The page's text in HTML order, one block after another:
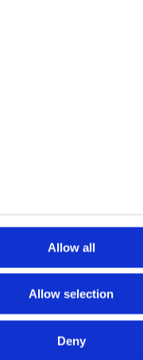
Allow all
Allow selection
Deny